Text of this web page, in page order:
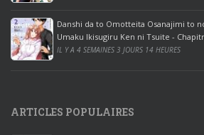
e
2
0
1
r
Danshi da to Omotteita Osanajimi to
Umaku Ikisugiru Ken ni Tsuite -
IL Y A 4 SEMAINES 3 JOURS 14 HEURES
ARTICLES POPULAIRES